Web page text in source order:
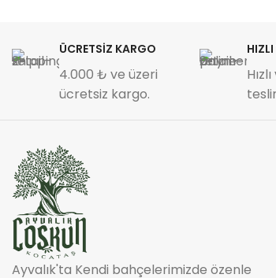
ÜCRETSİZ KARGO
4.000 ₺ ve üzeri
ücretsiz kargo.
Ayvalık'ta Kendi bahçelerimizde özenle